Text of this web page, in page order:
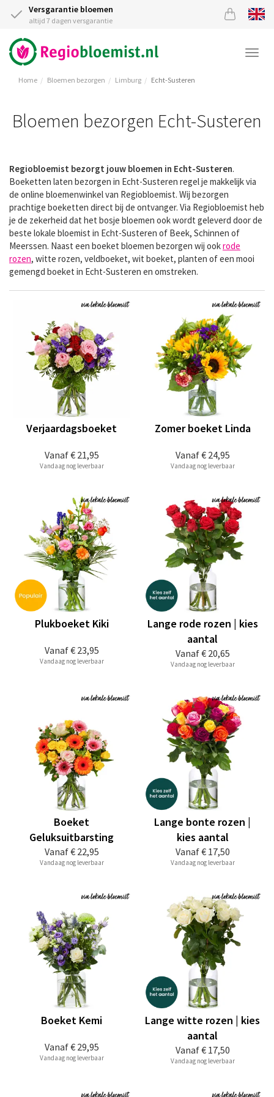
Versgarantie bloemen
altijd 7 dagen versgarantie
Home Bloemen bezorgen Limburg Echt-Susteren
Bloemen bezorgen Echt-Susteren
Regiobloemist bezorgt jouw bloemen in Echt-Susteren.
Boeketten laten bezorgen in Echt-Susteren regel je makkelijk via
de online bloemenwinkel van Regiobloemist. Wij bezorgen
prachtige boeketten direct bij de ontvanger. Via Regiobloemist heb
je de zekerheid dat het bosje bloemen ook wordt geleverd door de
beste lokale bloemist in Echt-Susteren of Beek, Schinnen of
Meerssen. Naast een boeket bloemen bezorgen wij ookrode
rozen, witte rozen, veldboeket, wit boeket, planten of een mooi
gemengd boeket in Echt-Susteren en omstreken.
Vanaf€ 21,95
Verjaardagsboeket
Vandaag nog leverbaar
Vanaf€ 24,95
Zomer boeket Linda
Vandaag nog leverbaar
Vanaf€ 23,95
Plukboeket Kiki
Vandaag nog leverbaar
Vanaf€ 20,65
Lange rode rozen | kies
aantal
Vandaag nog leverbaar
Vanaf€ 22,95
Boeket
Geluksuitbarsting
Vandaag nog leverbaar
Vanaf€ 17,50
Lange bonte rozen |
kies aantal
Vandaag nog leverbaar
Vanaf€ 29,95
Boeket Kemi
Vandaag nog leverbaar
Vanaf€ 17,50
Lange witte rozen | kies
aantal
Vandaag nog leverbaar